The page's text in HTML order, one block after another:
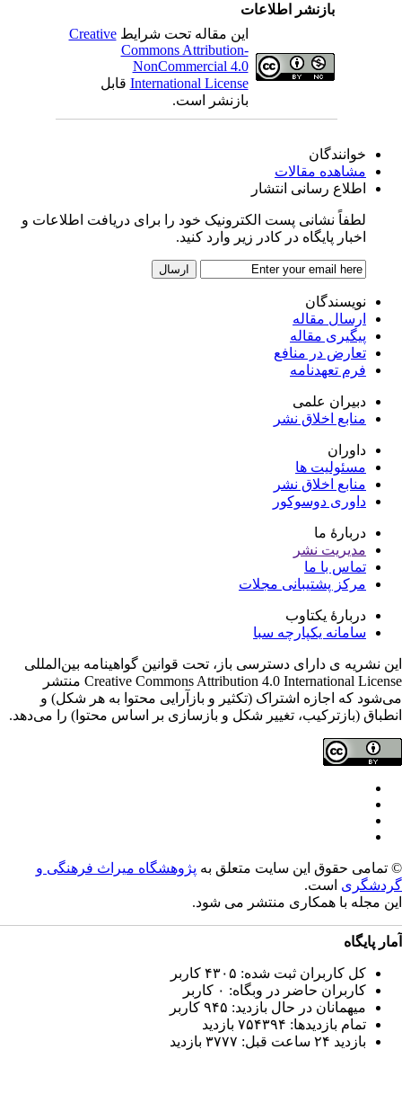
بازنشر اطلاعات
این مقاله تحت شرایطCreative
Commons Attribution-
NonCommercial 4.0
International Licenseقابل
بازنشر است.
خوانندگان
مشاهده مقالات
اطلاع رسانی انتشار
لطفاً نشانی پست الکترونیک خود را برای دریافت اطلاعات و
اخبار پایگاه در کادر زیر وارد کنید.
نویسندگان
ارسال مقاله
پیگیری مقاله
تعارض در منافع
فرم تعهدنامه
دبیران علمی
منابع اخلاق نشر
داوران
مسئولیت ها
منابع اخلاق نشر
داوری دوسوکور
دربارۀ ما
مدیریت نشر
تماس با ما
مرکز پشتیبانی مجلات
دربارۀ یکتاوب
سامانه یکپارچه سبا
نشریه ی دارای دسترسی باز، تحت قوانین گواهینامه بین‌المللی
Creative Commons Attribution 4.0 International License منتشر
که اجازه اشتراک (تکثیر و بازآرایی محتوا به هر شکل) و
(بازترکیب، تغییر شکل و بازسازی بر اساس محتوا) را می‌دهد.
تمامی حقوق این سایت متعلق بهپژوهشگاه میراث فرهنگی و
است.
مجله با همکاریمنتشر می شود.
پایگاه
کل کاربران ثبت شده: ۴۳۰۵ کاربر
کاربران حاضر در وبگاه: ۰ کاربر
میهمانان در حال بازدید: ۹۴۵ کاربر
تمام بازدید‌ها: ۷۵۴۳۹۴ بازدید
بازدید ۲۴ ساعت قبل: ۳۷۷۷ بازدید